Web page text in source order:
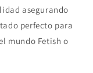
asegurando
perfecto para
mundo Fetish o